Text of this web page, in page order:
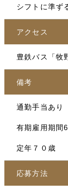
シフトに準ず
アクセス
豊鉄バス「牧
備考
通勤手当あり
有期雇用期間
定年７０歳
応募方法